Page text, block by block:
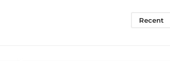
Recent